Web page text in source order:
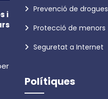
i
Prevenció de drogues
Protecció de menors
Seguretat a Internet
Polítiques